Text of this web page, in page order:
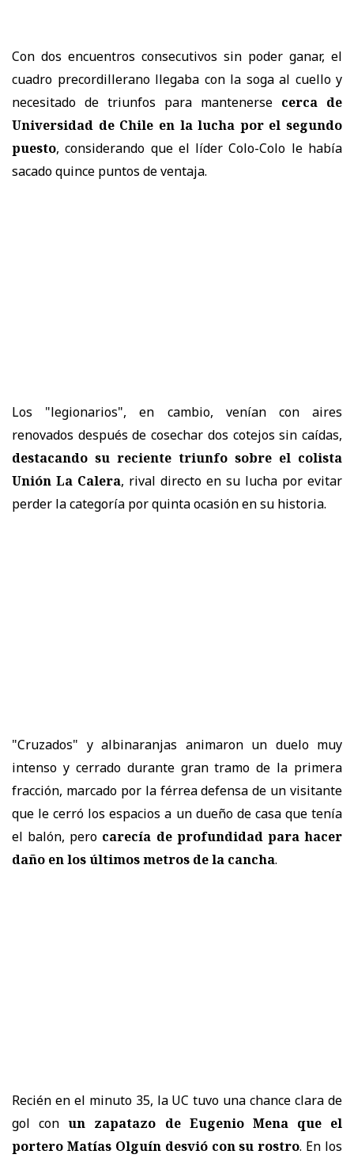
Con dos encuentros consecutivos sin poder ganar, el
cuadro precordillerano llegaba con la soga al cuello y
necesitado de triunfos para mantenerse cerca de
Universidad de Chile en la lucha por el segundo
puesto, considerando que el líder Colo-Colo le había
sacado quince puntos de ventaja.
Los "legionarios", en cambio, venían con aires
renovados después de cosechar dos cotejos sin caídas,
destacando su reciente triunfo sobre el colista
Unión La Calera, rival directo en su lucha por evitar
perder la categoría por quinta ocasión en su historia.
"Cruzados" y albinaranjas animaron un duelo muy
intenso y cerrado durante gran tramo de la primera
fracción, marcado por la férrea defensa de un visitante
que le cerró los espacios a un dueño de casa que tenía
el balón, pero carecía de profundidad para hacer
daño en los últimos metros de la cancha.
Recién en el minuto 35, la UC tuvo una chance clara de
gol conun zapatazo de Eugenio Mena que el
portero Matías Olguín desvió con su rostro. En los